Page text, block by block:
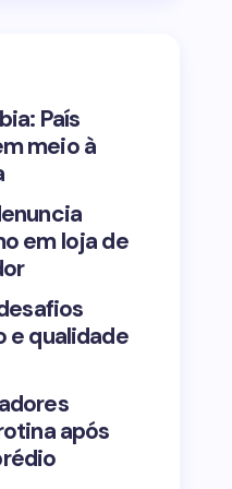
País
meio à
em loja de
e qualidade
após